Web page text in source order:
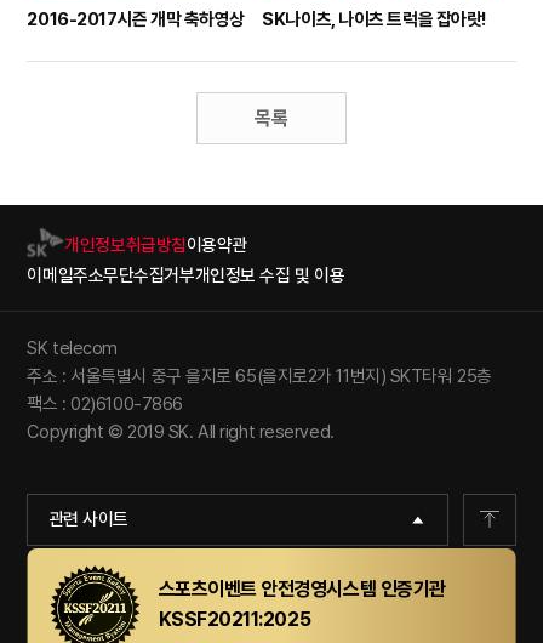
2016-2017시즌 개막 축하영상 SK나이츠, 나이츠 트럭을 잡아랏!
목록
개인정보취급방침이용약관
이메일주소무단수집거부개인정보 수집 및 이용
관련 사이트
SK telecom
주소 : 서울특별시 중구 을지로 65(을지로2가 11번지) SKT타워 25층
팩스 : 02)6100-7866
Copyright © 2019 SK. All right reserved.
스포츠이벤트 안전경영시스템 인증기관
KSSF20211:2025